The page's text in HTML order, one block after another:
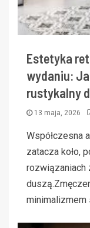
Estetyka
wydaniu:
rustykalny
13 maja, 2026
Współczesna
zatacza koło,
rozwiązaniach
minimalizmem